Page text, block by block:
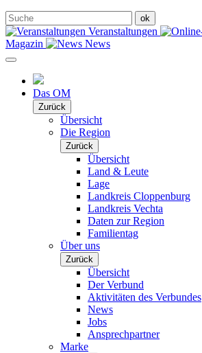
Veranstaltungen
Magazin
News
Das OM
Zurück
Übersicht
Die Region
Zurück
Übersicht
Land & Leute
Lage
Landkreis Cloppenburg
Landkreis Vechta
Daten zur Region
Familientag
Über uns
Zurück
Übersicht
Der Verbund
Aktivitäten des Verbundes
News
Jobs
Ansprechpartner
Marke